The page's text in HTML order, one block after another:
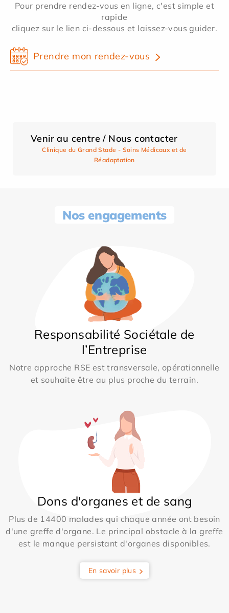
Pour prendre rendez-vous en ligne, c'est simple et
rapide
cliquez sur le lien ci-dessous et laissez-vous guider.
Prendre mon rendez-vous
Venir au centre / Nous contacter
Clinique du Grand Stade - Soins Médicaux et de
Réadaptation
Nos engagements
Responsabilité Sociétale de
l’Entreprise
Notre approche RSE est transversale, opérationnelle
et souhaite être au plus proche du terrain.
Dons d'organes et de sang
Plus de 14400 malades qui chaque année ont besoin
d'une greffe d'organe. Le principal obstacle à la greffe
est le manque persistant d'organes disponibles.
En savoir plus